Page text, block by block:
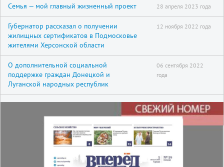
Семья — мой главный жизненный проект 28 апреля 2023 года
Губернатор рассказал о получении
жилищных сертификатов в Подмосковье
жителями Херсонской области
12 ноября 2022 года
О дополнительной социальной
поддержке граждан Донецкой и
Луганской народных республик
06 сентября 2022
года